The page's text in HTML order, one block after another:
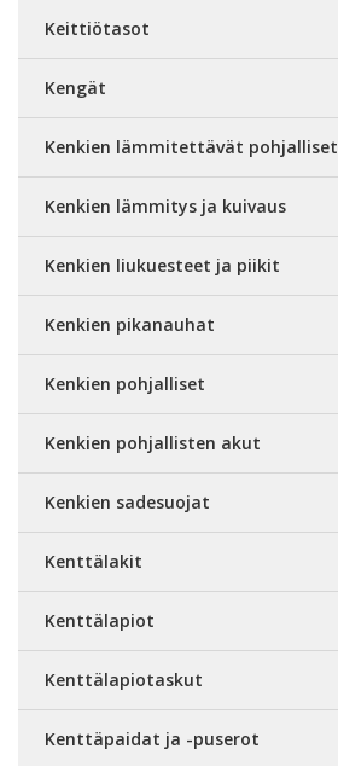
Keittiötasot
Kengät
Kenkien lämmitettävät pohjalliset
Kenkien lämmitys ja kuivaus
Kenkien liukuesteet ja piikit
Kenkien pikanauhat
Kenkien pohjalliset
Kenkien pohjallisten akut
Kenkien sadesuojat
Kenttälakit
Kenttälapiot
Kenttälapiotaskut
Kenttäpaidat ja -puserot